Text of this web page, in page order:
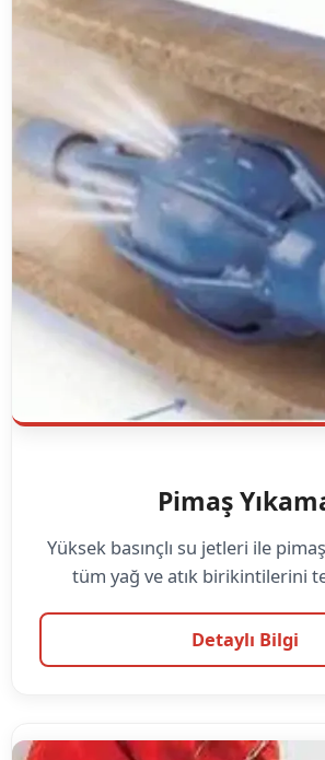
Pimaş
Yüksek basınçlı su jetleri ile
tüm yağ ve atık birikintilerini
Detaylı Bilgi